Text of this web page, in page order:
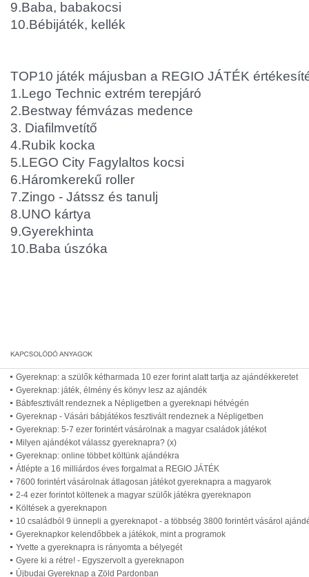
9.Baba, babakocsi
10.Bébijáték, kellék
TOP10 játék májusban a REGIO JÁTÉK
1.Lego Technic extrém terepjáró
2.Bestway fémvázas medence
3. Diafilmvetítő
4.Rubik kocka
5.LEGO City Fagylaltos kocsi
6.Háromkerekű roller
7.Zingo - Játssz és tanulj
8.UNO kártya
9.Gyerekhinta
10.Baba úszóka
Gyereknap: a szülők kétharmada 10 ezer forint alatt tartja az ajándékkeretet
Gyereknap: játék, élmény és könyv lesz az ajándék
Bábfesztivált rendeznek a Népligetben a gyereknapi hétvégén
Gyereknap - Vásári bábjátékos fesztivált rendeznek a Népligetben
Gyereknap: 5-7 ezer forintért vásárolnak a magyar családok játékot
Milyen ajándékot válassz gyereknapra? (x)
Gyereknap: online többet költünk ajándékra
Átlépte a 16 milliárdos éves forgalmat a REGIO JÁTÉK
7600 forintért vásárolnak átlagosan játékot gyereknapra a magyarok
2-4 ezer forintot költenek a magyar szülők játékra gyereknapon
Költések a gyereknapon
10 családból 9 ünnepli a gyereknapot - a többség 3800 forintért vásárol
Gyereknapkor kelendőbbek a játékok, mint a programok
Yvette a gyereknapra is rányomta a bélyegét
Gyere ki a rétre! - Egyszervolt a gyereknapon
Újbudai Gyereknap a Zöld Pardonban